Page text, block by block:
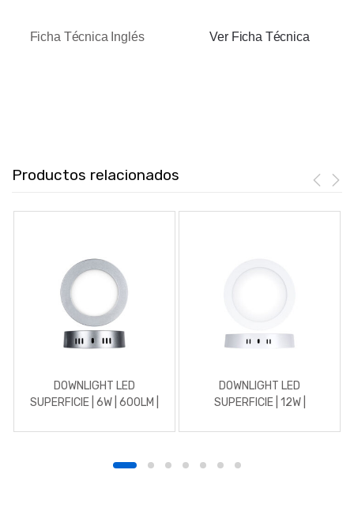
Ficha Técnica Inglés Ver Ficha Técnica
Productos relacionados
DOWNLIGHT LED
SUPERFICIE | 6W | 600LM |
MATE
DOWNLIGHT LED
SUPERFICIE | 12W |
BLANCO